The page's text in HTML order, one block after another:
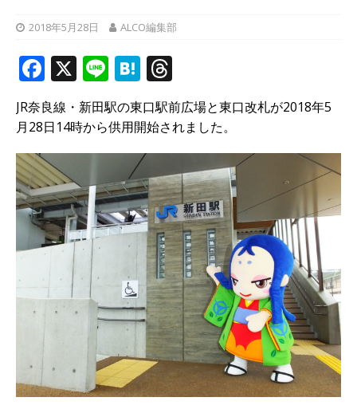
2018年5月28日 ALCO編集部
F
a
c
e
b
o
o
k
X Li
n
e
H
at
e
n
a
h
r
e
a
d
s
JR奈良線・新田駅の東口駅前広場と東口改札が2018年5
月28日14時から供用開始されました。